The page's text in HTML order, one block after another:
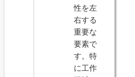
性を左
右する
重要な
要素で
す。特
に工作